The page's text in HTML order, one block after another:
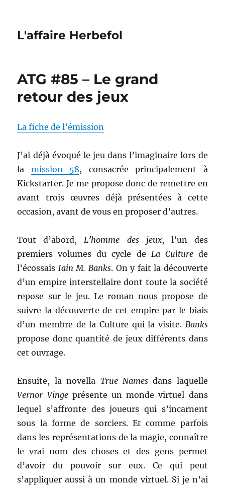
L'affaire Herbefol
ATG #85 – Le grand
retour des jeux
La fiche de l’émission
J’ai déjà évoqué le jeu dans l’imaginaire lors de
la mission 58, consacrée principalement à
Kickstarter. Je me propose donc de remettre en
avant trois œuvres déjà présentées à cette
occasion, avant de vous en proposer d’autres.
Tout d’abord,L’homme des jeux, l’un des
premiers volumes du cycle de La Culturede
l’écossais Iain M. Banks. On y fait la découverte
d’un empire interstellaire dont toute la société
repose sur le jeu. Le roman nous propose de
suivre la découverte de cet empire par le biais
d’un membre de la Culture qui la visite. Banks
propose donc quantité de jeux différents dans
cet ouvrage.
Ensuite, la novella True Namesdans laquelle
Vernor Vingeprésente un monde virtuel dans
lequel s’affronte des joueurs qui s’incarnent
sous la forme de sorciers. Et comme parfois
dans les représentations de la magie, connaître
le vrai nom des choses et des gens permet
d’avoir du pouvoir sur eux. Ce qui peut
s’appliquer aussi à un monde virtuel. Si je n’ai